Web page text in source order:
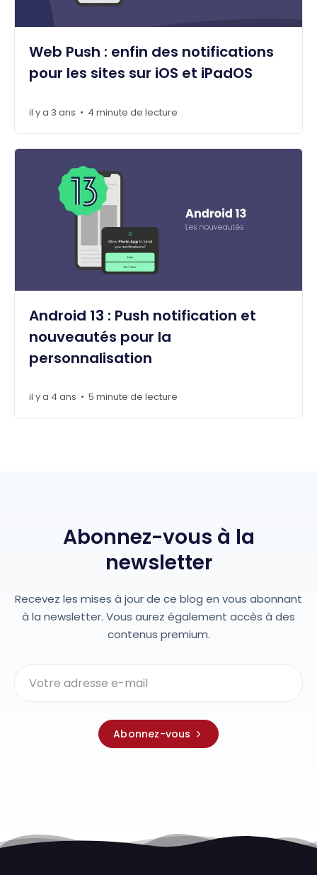
Web Push : enfin des notifications
pour les sites sur iOS et iPadOS
il y a 3 ans • 4 minute de lecture
Android 13 : Push notification et
nouveautés pour la
personnalisation
il y a 4 ans • 5 minute de lecture
Abonnez-vous à la
newsletter
Recevez les mises à jour de ce blog en vous abonnant
à la newsletter. Vous aurez également accès à des
contenus premium.
Abonnez-vous